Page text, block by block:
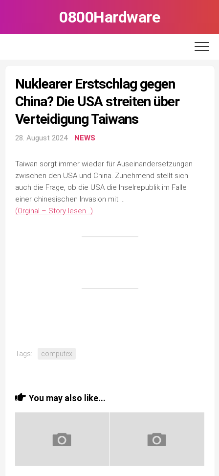
0800Hardware
Nuklearer Erstschlag gegen
China? Die USA streiten über
Verteidigung Taiwans
28. August 2024 NEWS
Taiwan sorgt immer wieder für Auseinandersetzungen
zwischen den USA und China. Zunehmend stellt sich
auch die Frage, ob die USA die Inselrepublik im Falle
einer chinesischen Invasion mit …
(Orginal – Story lesen…)
Tags: computex
You may also like...